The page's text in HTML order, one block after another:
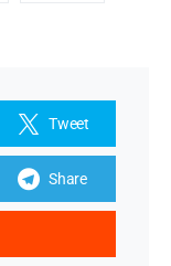
Tweet
Share